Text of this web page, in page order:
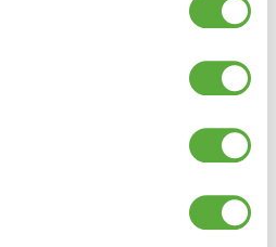
Kampa Buisverlichting Sabre
Link 150 led Starterset